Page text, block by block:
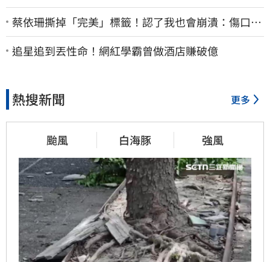
蔡依珊撕掉「完美」標籤！認了我也會崩潰：傷口終
究會癒合
追星追到丟性命！網紅學霸曾做酒店賺破億
熱搜新聞 更多
颱風 白海豚 強風